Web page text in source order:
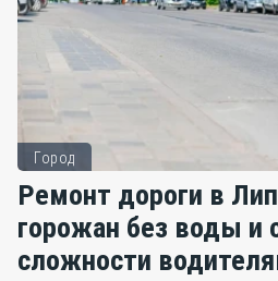
Город
Ремонт дороги в
горожан без воды и
сложности